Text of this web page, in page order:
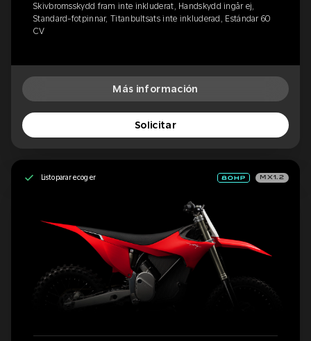
Skivbromsskydd fram inte inkluderat, Handskydd ingår ej,
Standard-fotpinnar, Titanbultsats inte inkluderad, Estándar 60
CV
Más información
Solicitar
Listo para recoger MX1.2